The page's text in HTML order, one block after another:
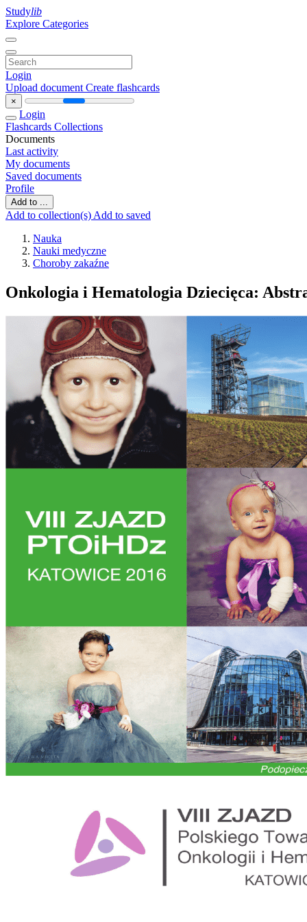
Studylib
Explore Categories
Login
Upload document Create flashcards
×
Login
Flashcards Collections
Documents
Last activity
My documents
Saved documents
Profile
Add to ...
Add to collection(s) Add to saved
Nauka
Nauki medyczne
Choroby zakaźne
Onkologia i Hematologia Dziecięca: